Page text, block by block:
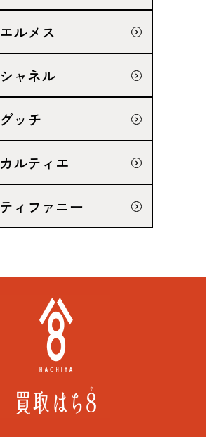
エルメス
シャネル
グッチ
カルティエ
ティファニー